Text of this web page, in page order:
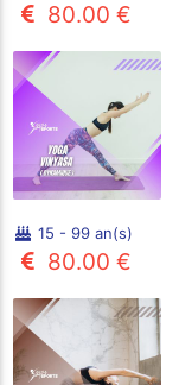
80.00 €
15 - 99 an(s)
80.00 €